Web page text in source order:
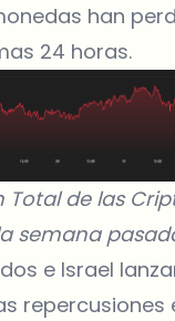
han
24 horas.
Total de las
semana
e Israel
repercusiones